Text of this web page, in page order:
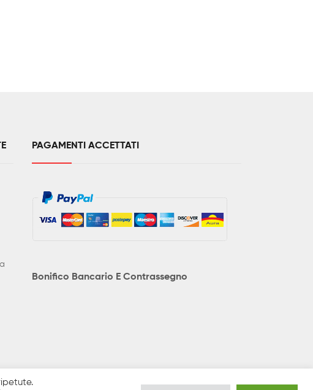
PAGAMENTI ACCETTATI
Bonifico Bancario E Contrassegno